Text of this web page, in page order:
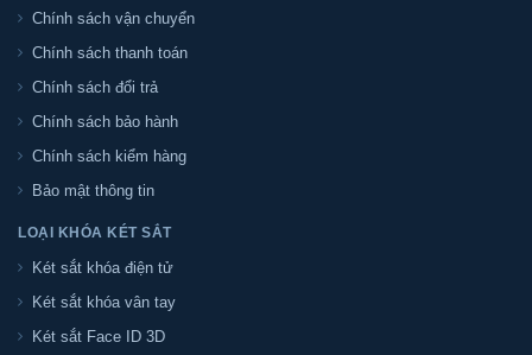
Chính sách vận chuyển
Chính sách thanh toán
Chính sách đổi trả
Chính sách bảo hành
Chính sách kiểm hàng
Bảo mật thông tin
LOẠI KHÓA KÉT SẮT
Két sắt khóa điện tử
Két sắt khóa vân tay
Két sắt Face ID 3D